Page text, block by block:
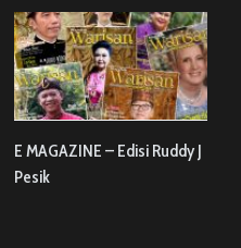
E MAGAZINE – Edisi Ruddy J
Pesik